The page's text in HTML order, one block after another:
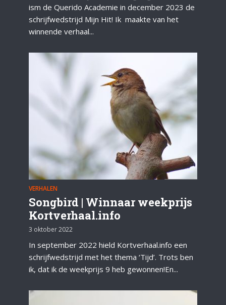
ism de Querido Academie in december 2023 de
schrijfwedstrijd Mijn Hit! Ik maakte van het
winnende verhaal...
VERHALEN
Songbird | Winnaar weekprijs
Kortverhaal.info
3 oktober 2022
In september 2022 hield Kortverhaal.info een
schrijfwedstrijd met het thema ‘Tijd’. Trots ben
ik, dat ik de weekprijs 9 heb gewonnen!En...